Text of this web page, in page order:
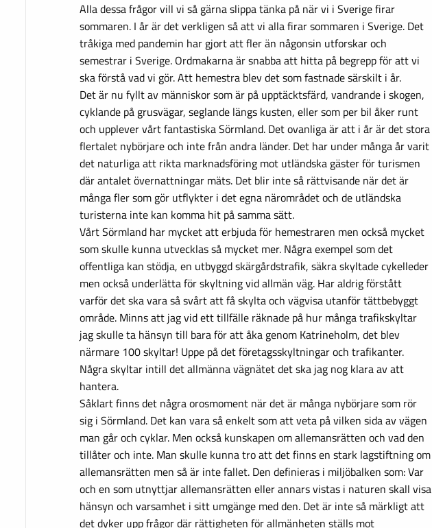
Alla dessa frågor vill vi så gärna slippa tänka på när vi i Sverige firar
sommaren. I år är det verkligen så att vi alla firar sommaren i Sverige. Det
tråkiga med pandemin har gjort att fler än någonsin utforskar och
semestrar i Sverige. Ordmakarna är snabba att hitta på begrepp för att vi
ska förstå vad vi gör. Att hemestra blev det som fastnade särskilt i år.
Det är nu fyllt av människor som är på upptäcktsfärd, vandrande i skogen,
cyklande på grusvägar, seglande längs kusten, eller som per bil åker runt
och upplever vårt fantastiska Sörmland. Det ovanliga är att i år är det stora
flertalet nybörjare och inte från andra länder. Det har under många år varit
det naturliga att rikta marknadsföring mot utländska gäster för turismen
där antalet övernattningar mäts. Det blir inte så rättvisande när det är
många fler som gör utflykter i det egna närområdet och de utländska
turisterna inte kan komma hit på samma sätt.
Vårt Sörmland har mycket att erbjuda för hemestraren men också mycket
som skulle kunna utvecklas så mycket mer. Några exempel som det
offentliga kan stödja, en utbyggd skärgårdstrafik, säkra skyltade cykelleder
men också underlätta för skyltning vid allmän väg. Har aldrig förstått
varför det ska vara så svårt att få skylta och vägvisa utanför tättbebyggt
område. Minns att jag vid ett tillfälle räknade på hur många trafikskyltar
jag skulle ta hänsyn till bara för att åka genom Katrineholm, det blev
närmare 100 skyltar! Uppe på det företagsskyltningar och trafikanter.
Några skyltar intill det allmänna vägnätet det ska jag nog klara av att
hantera.
Såklart finns det några orosmoment när det är många nybörjare som rör
sig i Sörmland. Det kan vara så enkelt som att veta på vilken sida av vägen
man går och cyklar. Men också kunskapen om allemansrätten och vad den
tillåter och inte. Man skulle kunna tro att det finns en stark lagstiftning om
allemansrätten men så är inte fallet. Den definieras i miljöbalken som: Var
och en som utnyttjar allemansrätten eller annars vistas i naturen skall visa
hänsyn och varsamhet i sitt umgänge med den. Det är inte så märkligt att
det dyker upp frågor där rättigheten för allmänheten ställs mot